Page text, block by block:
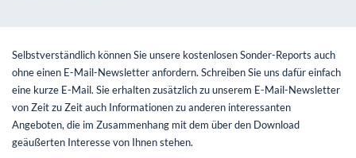
Selbstverständlich können Sie unsere kostenlosen Sonder-Reports auch
ohne einen E-Mail-Newsletter anfordern. Schreiben Sie uns dafür einfach
eine kurze E-Mail. Sie erhalten zusätzlich zu unserem E-Mail-Newsletter
von Zeit zu Zeit auch Informationen zu anderen interessanten
Angeboten, die im Zusammenhang mit dem über den Download
geäußerten Interesse von Ihnen stehen.